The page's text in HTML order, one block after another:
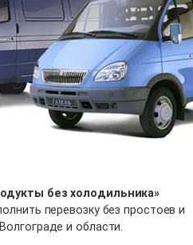
без холодильника»
перевозку без простоев и
и области.